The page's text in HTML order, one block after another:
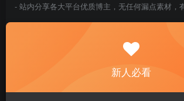
- 站内分享各大平台优质博主，无任何漏点素材，
- 百度网盘提示提取码错误，请更换浏览器重试，
- 遇见解压密码不对、无法解压，请查看
- 资源失效/充值未到账/账号解禁...等问题请《提
新人必看